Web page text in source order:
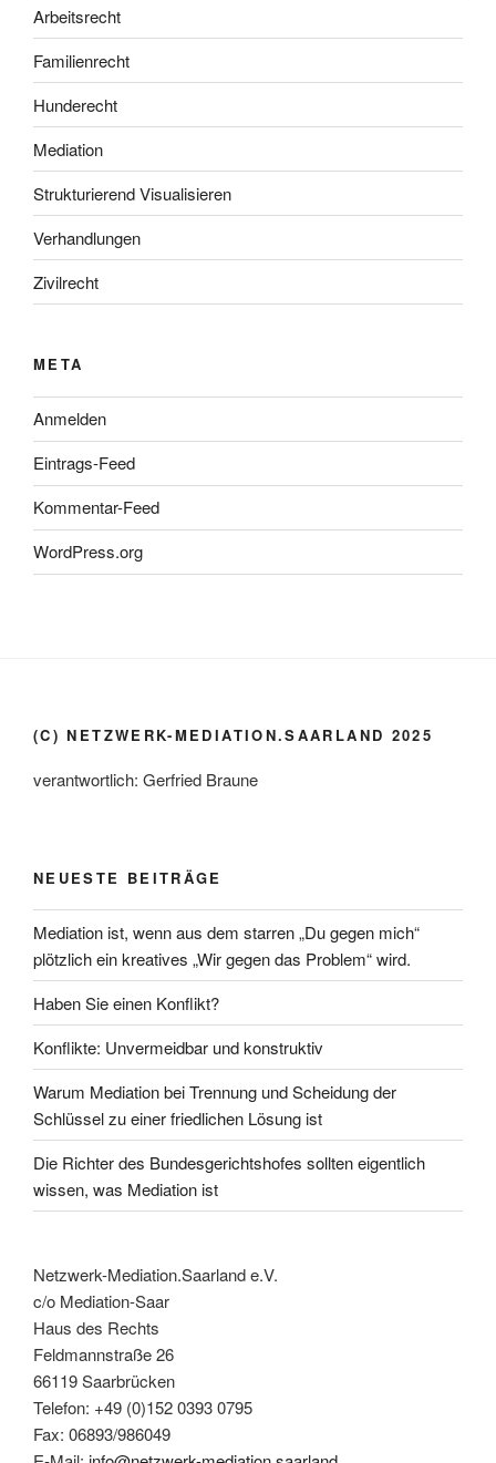
Arbeitsrecht
Familienrecht
Hunderecht
Mediation
Strukturierend Visualisieren
Verhandlungen
Zivilrecht
META
Anmelden
Eintrags-Feed
Kommentar-Feed
WordPress.org
(C) NETZWERK-MEDIATION.SAARLAND 2025
verantwortlich: Gerfried Braune
NEUESTE BEITRÄGE
Mediation ist, wenn aus dem starren „Du gegen mich“
plötzlich ein kreatives „Wir gegen das Problem“ wird.
Haben Sie einen Konflikt?
Konflikte: Unvermeidbar und konstruktiv
Warum Mediation bei Trennung und Scheidung der
Schlüssel zu einer friedlichen Lösung ist
Die Richter des Bundesgerichtshofes sollten eigentlich
wissen, was Mediation ist
Netzwerk-Mediation.Saarland e.V.
c/o Mediation-Saar
Haus des Rechts
Feldmannstraße 26
66119 Saarbrücken
Telefon: +49 (0)152 0393 0795
Fax: 06893/986049